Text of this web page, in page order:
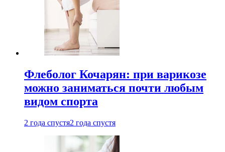
Флеболог Кочарян: при варикозе
можно заниматься почти любым
видом спорта
2 года спустя2 года спустя